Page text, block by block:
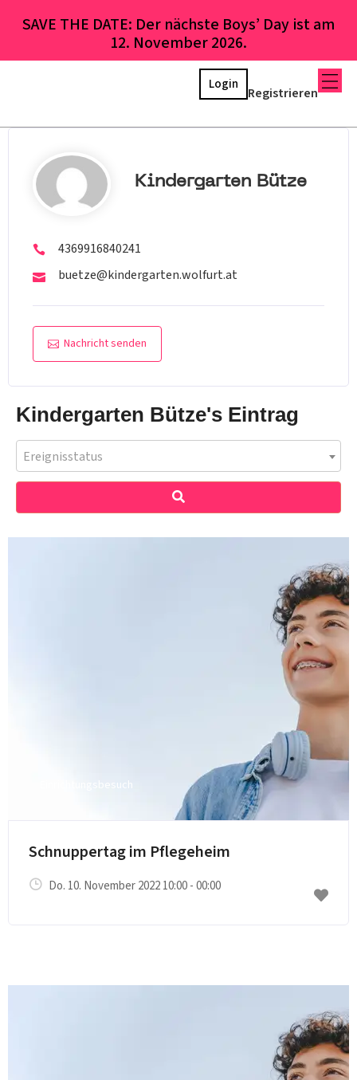
SAVE THE DATE: Der nächste Boys’ Day ist am
12. November 2026.
Registrieren
Login
Kindergarten Bütze
4369916840241
buetze@kindergarten.wolfurt.at
Nachricht senden
Kindergarten Bütze's Eintrag
Ereignisstatus
Einrichtungsbesuch
Schnuppertag im Pflegeheim
Do. 10. November 2022 10:00 - 00:00